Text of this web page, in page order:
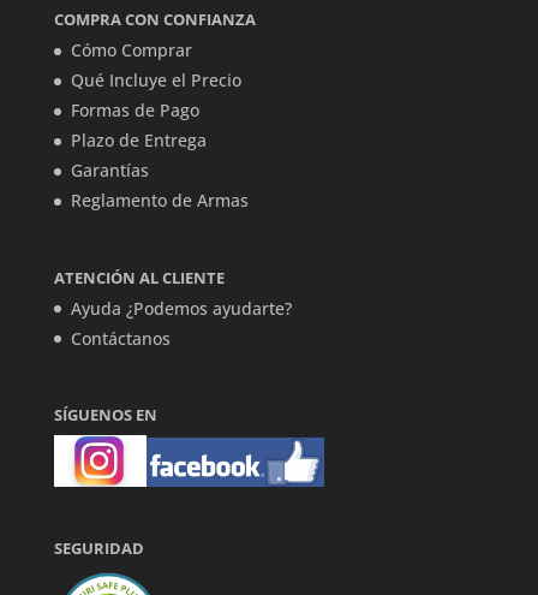
COMPRA CON CONFIANZA
Cómo Comprar
Qué Incluye el Precio
Formas de Pago
Plazo de Entrega
Garantías
Reglamento de Armas
ATENCIÓN AL CLIENTE
Ayuda ¿Podemos ayudarte?
Contáctanos
SÍGUENOS EN
SEGURIDAD